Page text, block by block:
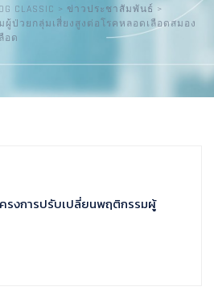
CLASSIC > ข่าวประชาสัมพันธ์ >
ป่วยกลุ่มเสี่ยงสูงต่อโรคหลอดเลือดสมอง
อด
รงการปรับเปลี่ยนพฤติกรรมผู้